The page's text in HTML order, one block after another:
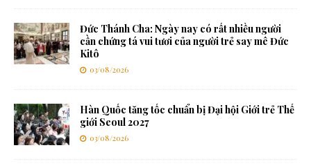
Đức Thánh Cha: Ngày nay có rất nhiều người
cần chứng tá vui tươi của người trẻ say mê Đức
Kitô
03/08/2026
Hàn Quốc tăng tốc chuẩn bị Đại hội Giới trẻ Thế
giới Seoul 2027
03/08/2026